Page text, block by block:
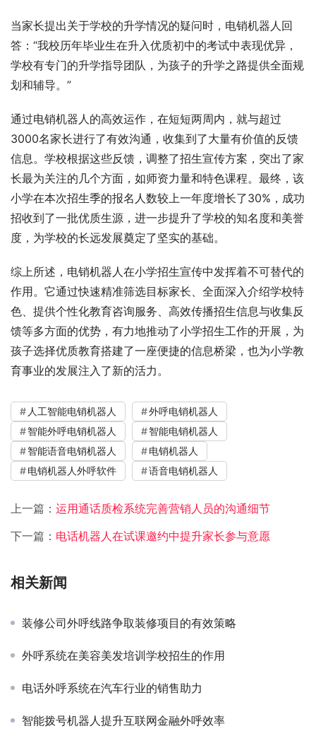
当家长提出关于学校的升学情况的疑问时，电销机器人回
答：“我校历年毕业生在升入优质初中的考试中表现优异，
学校有专门的升学指导团队，为孩子的升学之路提供全面规
划和辅导。”
通过电销机器人的高效运作，在短短两周内，就与超过
3000名家长进行了有效沟通，收集到了大量有价值的反馈
信息。学校根据这些反馈，调整了招生宣传方案，突出了家
长最为关注的几个方面，如师资力量和特色课程。最终，该
小学在本次招生季的报名人数较上一年度增长了30%，成功
招收到了一批优质生源，进一步提升了学校的知名度和美誉
度，为学校的长远发展奠定了坚实的基础。
综上所述，电销机器人在小学招生宣传中发挥着不可替代的
作用。它通过快速精准筛选目标家长、全面深入介绍学校特
色、提供个性化教育咨询服务、高效传播招生信息与收集反
馈等多方面的优势，有力地推动了小学招生工作的开展，为
孩子选择优质教育搭建了一座便捷的信息桥梁，也为小学教
育事业的发展注入了新的活力。
人工智能电销机器人
外呼电销机器人
智能外呼电销机器人
智能电销机器人
智能语音电销机器人
电销机器人
电销机器人外呼软件
语音电销机器人
上一篇： 运用通话质检系统完善营销人员的沟通细节
下一篇： 电话机器人在试课邀约中提升家长参与意愿
相关新闻
装修公司外呼线路争取装修项目的有效策略
外呼系统在美容美发培训学校招生的作用
电话外呼系统在汽车行业的销售助力
智能拨号机器人提升互联网金融外呼效率